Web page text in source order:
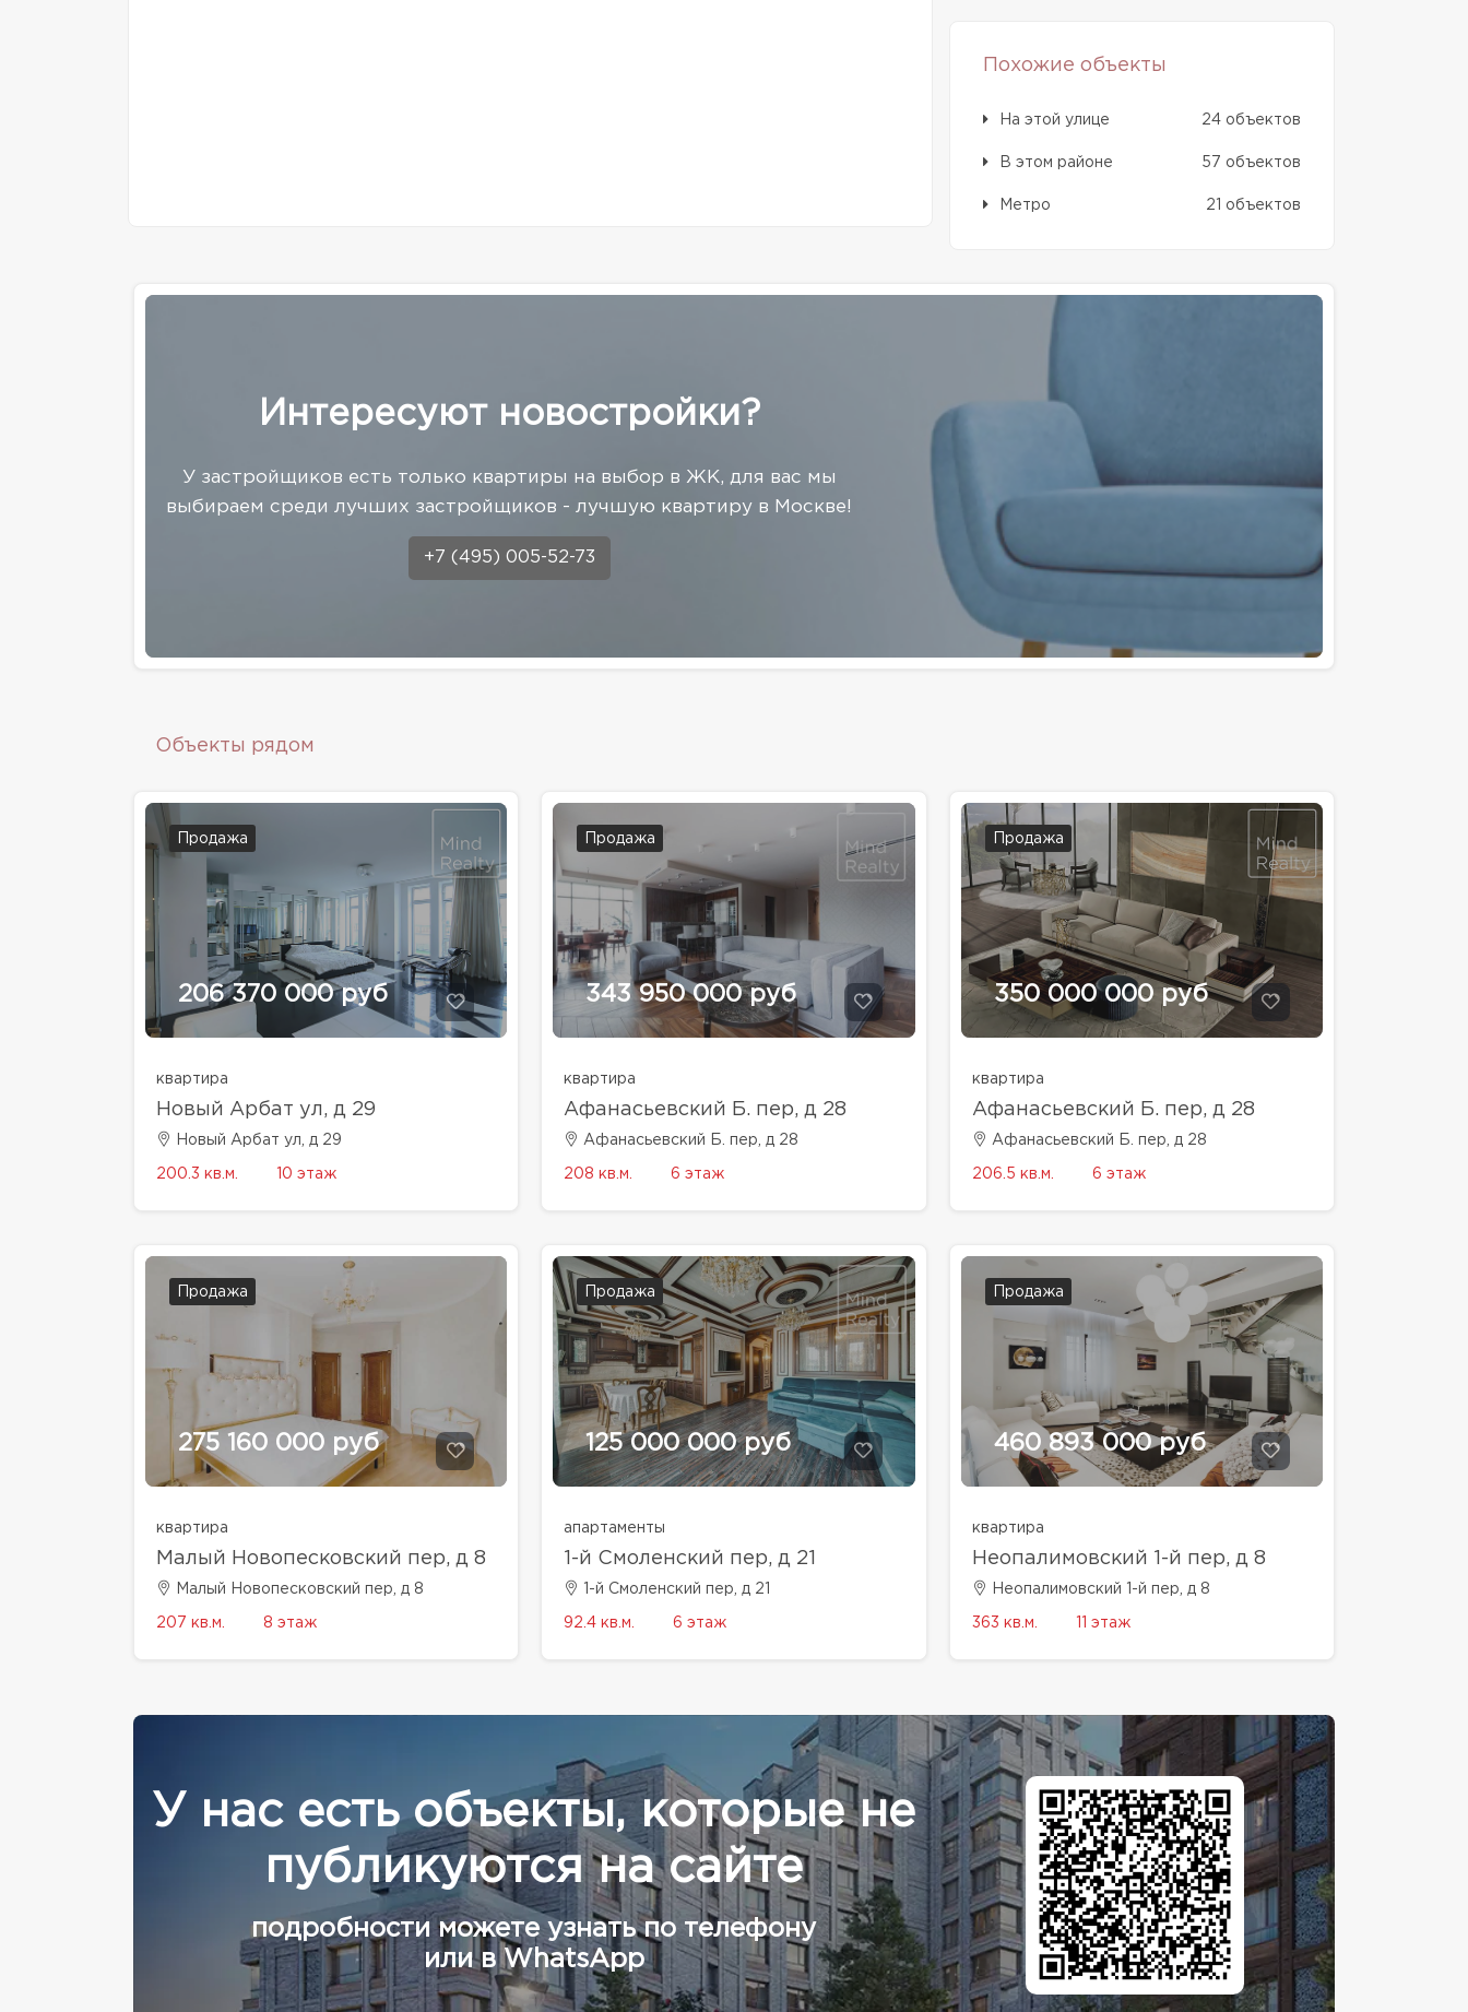
Похожие объекты
На этой улице 24 объектов
В этом районе 57 объектов
Метро 21 объектов
Интересуют новостройки?
У застройщиков есть только квартиры на выбор в ЖК, для вас мы
выбираем среди лучших застройщиков - лучшую квартиру в Москве!
+7 (495) 005-52-73
Объекты рядом
Продажа
206 370 000 руб
квартира
Новый Арбат ул, д 29
Новый Арбат ул, д 29
200.3 кв.м. 10 этаж
Продажа
343 950 000 руб
квартира
Афанасьевский Б. пер, д 28
Афанасьевский Б. пер, д 28
208 кв.м. 6 этаж
Продажа
350 000 000 руб
квартира
Афанасьевский Б. пер, д 28
Афанасьевский Б. пер, д 28
206.5 кв.м. 6 этаж
Продажа
275 160 000 руб
квартира
Малый Новопесковский пер, д 8
Малый Новопесковский пер, д 8
207 кв.м. 8 этаж
Продажа
125 000 000 руб
апартаменты
1-й Смоленский пер, д 21
1-й Смоленский пер, д 21
92.4 кв.м. 6 этаж
Продажа
460 893 000 руб
квартира
Неопалимовский 1-й пер, д 8
Неопалимовский 1-й пер, д 8
363 кв.м. 11 этаж
У нас есть объекты, которые не
публикуются на сайте
подробности можете узнать по телефону
или в WhatsApp